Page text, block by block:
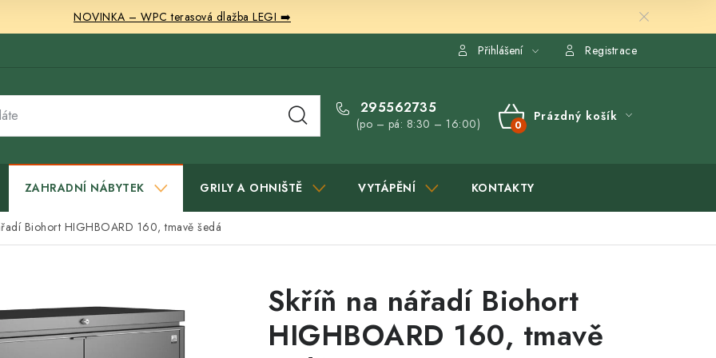
NOVINKA – WPC terasová dlažba LEGI ➡️
Přihlášení Registrace
295562735
(po – pá: 8:30 – 16:00)
NÁKUPNÍ
Prázdný košík
ZAHRADNÍ NÁBYTEK GRILY A OHNIŠTĚ VYTÁPĚNÍ KONTAKTY
Biohort HIGHBOARD 160, tmavě šedá
Skříň na nářadí Biohort
HIGHBOARD 160, tmavě